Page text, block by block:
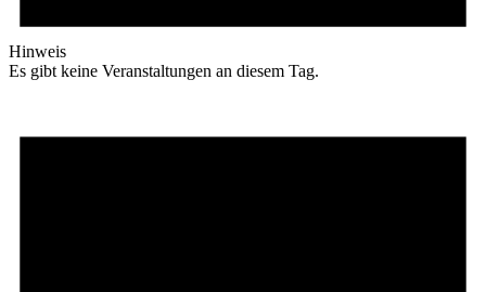
Hinweis
Es gibt keine Veranstaltungen an diesem Tag.